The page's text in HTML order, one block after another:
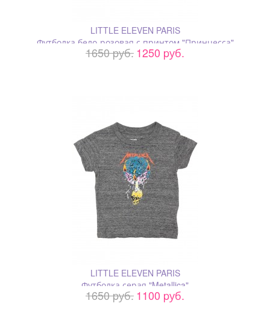
LITTLE ELEVEN PARIS
Футболка бело-розовая с принтом "Принцесса"
1650 pуб.1250 pуб.
LITTLE ELEVEN PARIS
Футболка серая "Metallica"
1650 pуб.1100 pуб.